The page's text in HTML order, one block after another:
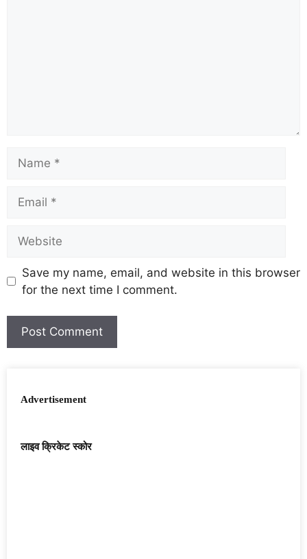
Save my name, email, and website in this browser
for the next time I comment.
Advertisement
लाइव क्रिकेट स्कोर